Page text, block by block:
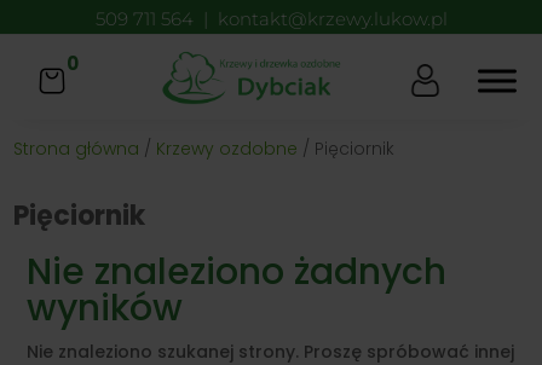
509 711 564 | kontakt@krzewy.lukow.pl
0
Strona główna / Krzewy ozdobne / Pięciornik
Pięciornik
Nie znaleziono żadnych
wyników
Nie znaleziono szukanej strony. Proszę spróbować innej